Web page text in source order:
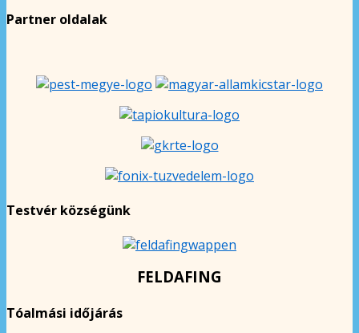
Partner oldalak
Testvér községünk
FELDAFING
Tóalmási időjárás